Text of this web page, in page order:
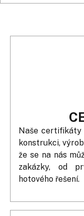
Naše certifikáty
konstrukci,
že se na nás
zakázky, od
hotového řešení.